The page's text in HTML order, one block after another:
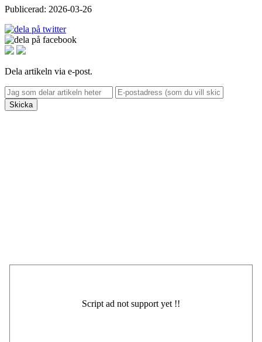
Publicerad: 2026-03-26
Dela artikeln via e-post.
Skicka